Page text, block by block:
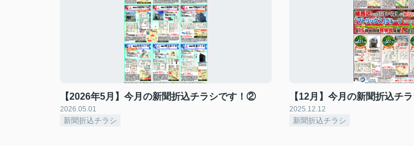
【2026年5月】今月の新聞折込チラシです！②
2026.05.01
新聞折込チラシ
【12月】今月の新聞折込チ
2025.12.12
新聞折込チラシ